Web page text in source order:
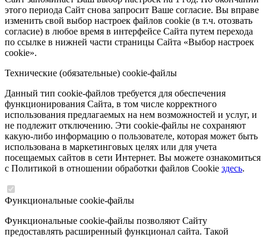
этого периода Сайт снова запросит Ваше согласие. Вы вправе
изменить свой выбор настроек файлов cookie (в т.ч. отозвать
согласие) в любое время в интерфейсе Сайта путем перехода
по ссылке в нижней части страницы Сайта «Выбор настроек
cookie».
Технические (обязательные) cookie-файлы
Данный тип cookie-файлов требуется для обеспечения
функционирования Сайта, в том числе корректного
использования предлагаемых на нем возможностей и услуг, и
не подлежит отключению. Эти cookie-файлы не сохраняют
какую-либо информацию о пользователе, которая может быть
использована в маркетинговых целях или для учета
посещаемых сайтов в сети Интернет. Вы можете ознакомиться
с Политикой в отношении обработки файлов Cookie здесь.
Функциональные cookie-файлы
Функциональные cookie-файлы позволяют Сайту
предоставлять расширенный функционал сайта. Такой